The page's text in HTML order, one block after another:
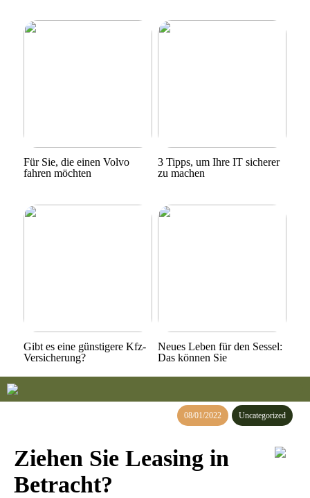
Für Sie, die einen Volvo
fahren möchten
3 Tipps, um Ihre IT sicherer
zu machen
Gibt es eine günstigere Kfz-
Versicherung?
Neues Leben für den Sessel:
Das können Sie
08/01/2022 Uncategorized
Ziehen Sie Leasing in
Betracht?